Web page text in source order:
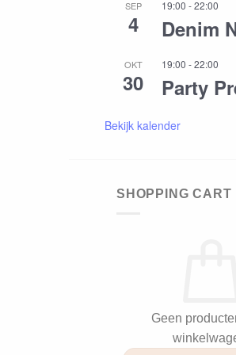
SEP
4
19:00 -22:00
Denim
OKT
30
19:00 -22:00
Party
Bekijk kalender
SHOPPING CART
Geen